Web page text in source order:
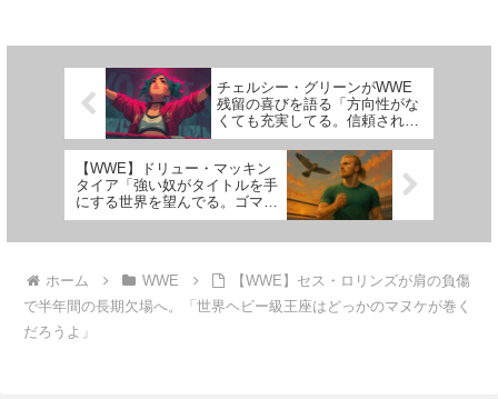
ました。CNBCのインタビ...
は「彼女は戻ってくるだろう」
と...
チェルシー・グリーンがWWE
残留の喜びを語る「方向性がな
くても充実してる。信頼されて
るからね」
【WWE】ドリュー・マッキン
タイア「強い奴がタイトルを手
にする世界を望んでる。ゴマス
リ屋や政治家じゃなくてな」
ホーム WWE
【WWE】セス・ロリンズが肩の負傷
で半年間の長期欠場へ。「世界ヘビー級王座はどっかのマヌケが巻く
だろうよ」